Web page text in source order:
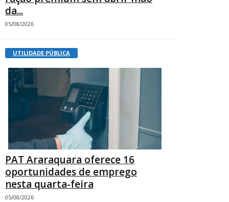
da...
05/08/2026
UTILIDADE PÚBLICA
PAT Araraquara oferece 16
oportunidades de emprego
nesta quarta-feira
05/08/2026